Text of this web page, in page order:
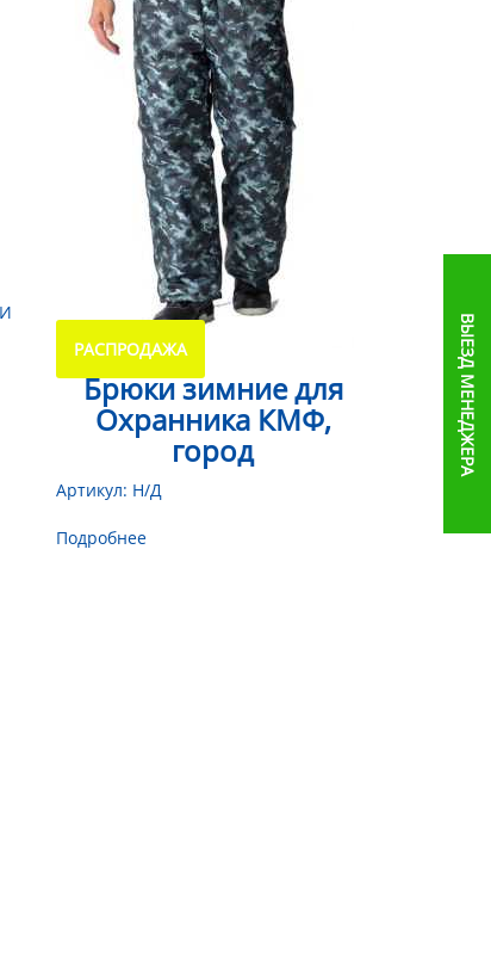
РАСПРОДАЖА
Брюки зимние для
Охранника КМФ,
город
Артикул: Н/Д
Подробнее
ВЫЕЗД МЕНЕДЖЕРА